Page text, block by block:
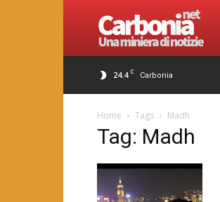
24.4 C Carbonia
Home Tags Madh
Tag: Madh